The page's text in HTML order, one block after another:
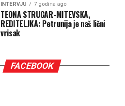
INTERVJU 7 godina ago
TEONA STRUGAR-MITEVSKA,
REDITELJKA: Petrunija je naš lični
vrisak
FACEBOOK